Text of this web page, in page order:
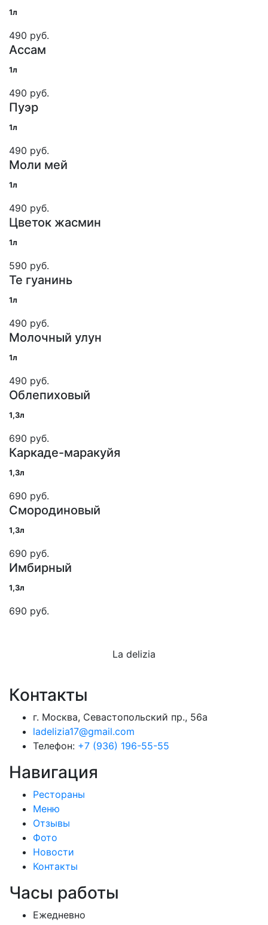
1л
490 руб.
Ассам
1л
490 руб.
Пуэр
1л
490 руб.
Моли мей
1л
490 руб.
Цветок жасмин
1л
590 руб.
Те гуанинь
1л
490 руб.
Молочный улун
1л
490 руб.
Облепиховый
1,3л
690 руб.
Каркаде-маракуйя
1,3л
690 руб.
Смородиновый
1,3л
690 руб.
Имбирный
1,3л
690 руб.
La delizia
Контакты
г. Москва, Севастопольский пр., 56а
ladelizia17@gmail.com
Телефон: +7 (936) 196-55-55
Навигация
Рестораны
Меню
Отзывы
Фото
Новости
Контакты
Часы работы
Ежедневно